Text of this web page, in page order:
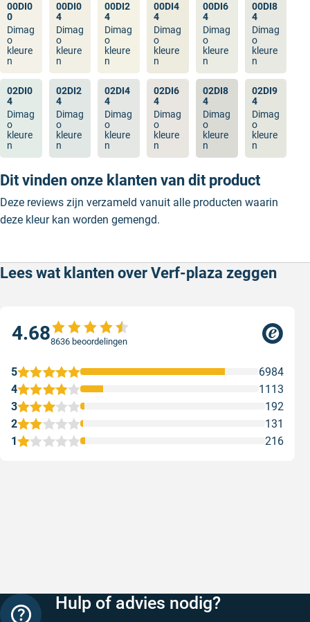
00DI0
0
Dimag
o
kleure
n
00DI0
4
Dimag
o
kleure
n
00DI2
4
Dimag
o
kleure
n
00DI4
4
Dimag
o
kleure
n
00DI6
4
Dimag
o
kleure
n
00DI8
4
Dimag
o
kleure
n
02DI0
4
Dimag
o
kleure
n
02DI2
4
Dimag
o
kleure
n
02DI4
4
Dimag
o
kleure
n
02DI6
4
Dimag
o
kleure
n
02DI8
4
Dimag
o
kleure
n
02DI9
4
Dimag
o
kleure
n
Dit vinden onze klanten van dit product
Deze reviews zijn verzameld vanuit alle producten waarin
deze kleur kan worden gemengd.
Lees wat klanten over Verf-plaza zeggen
4.688636 beoordelingen
1 216
2 131
3 192
4 1113
5 6984
Hulp of advies nodig?